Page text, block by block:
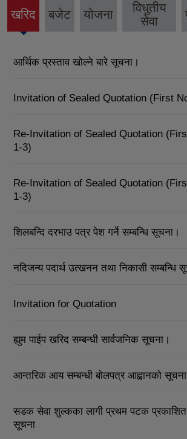
खरिद
(active
tab)
बजेट योजना
विधुतीय
सेवा
आर्थिक प्रस्ताव खोल्ने बारे सूचना।
Invitation of Sealed Quotation (First
Re-Invitation of Sealed Quotation
1-3)
Re-Invitation of Sealed Quotation
1-3)
शिलबन्दि दरभाउ पत्र पेश गर्ने सम्बन्धि सूचना।
नदिजन्य पदार्थ उत्खनन तथा निकासी सम्बन्धि
Invitation for Quotation
ह्युम पाईप खरिद सम्बन्धी सार्वजनिक सूचना।
आन्तरिक आय सम्बन्धी बोलपत्र आह्वानको सूचना
सडक सेवा शुल्कका लागी प्रथम पटक प्रकाशित
सूचना